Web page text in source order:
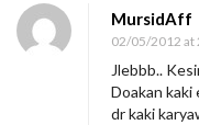
MursidAff
02/05/2012 at
Jlebbb..
Doakan
dr kaki